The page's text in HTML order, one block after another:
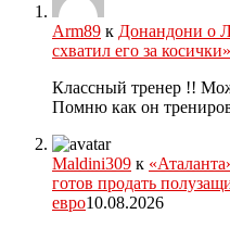
Arm89 к Донандони о
схватил его за косички»
Классный тренер !!
Помню как он
Maldini309 к
готов продать
евро10.08.2026